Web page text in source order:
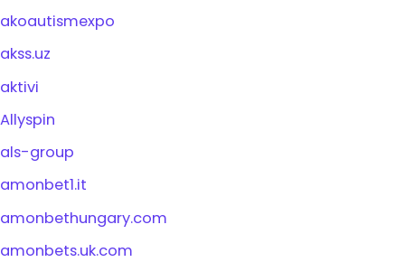
akoautismexpo
akss.uz
aktivi
Allyspin
als-group
amonbet1.it
amonbethungary.com
amonbets.uk.com